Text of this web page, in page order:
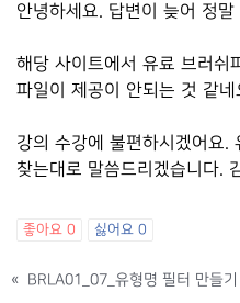
안녕하세요. 답변이 늦어 정
해당 사이트에서 유료 브러쉬
파일이 제공이 안되는 것 같네
강의 수강에 불편하시겠어요.
찾는대로 말씀드리겠습니다.
좋아요 0 싫어요 0
« BRLA01_07_유형명 필터 만들